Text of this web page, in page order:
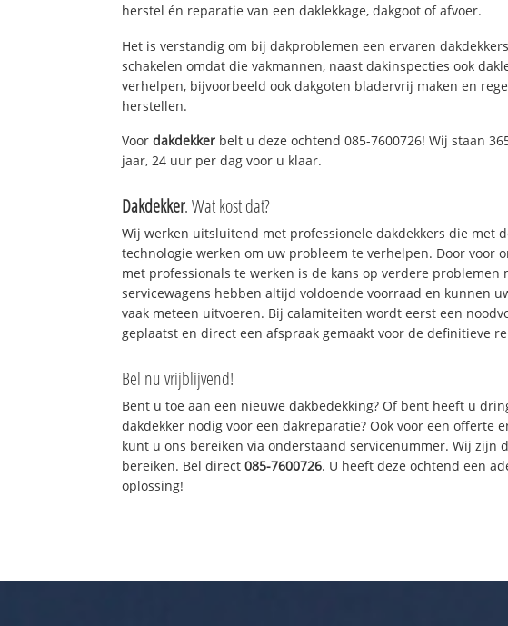
herstel én reparatie van een daklekkage, dakgoot of afvoer.
Het is verstandig om bij dakproblemen een ervaren
schakelen omdat die vakmannen, naast dakinspecties ook
verhelpen, bijvoorbeeld ook dakgoten bladervrij maken en
herstellen.
Voordakdekker belt u deze ochtend 085-7600726! Wij staan
jaar, 24 uur per dag voor u klaar.
Dakdekker. Wat kost dat?
Wij werken uitsluitend met professionele dakdekkers die met
technologie werken om uw probleem te verhelpen. Door voor
met professionals te werken is de kans op verdere problemen
servicewagens hebben altijd voldoende voorraad en kunnen
vaak meteen uitvoeren. Bij calamiteiten wordt eerst een
geplaatst en direct een afspraak gemaakt voor de definitieve
Bel nu vrijblijvend!
Bent u toe aan een nieuwe dakbedekking? Of bent heeft u
dakdekker nodig voor een dakreparatie? Ook voor een offerte
kunt u ons bereiken via onderstaand servicenummer. Wij zijn
bereiken. Bel direct085-7600726. U heeft deze ochtend een
oplossing!